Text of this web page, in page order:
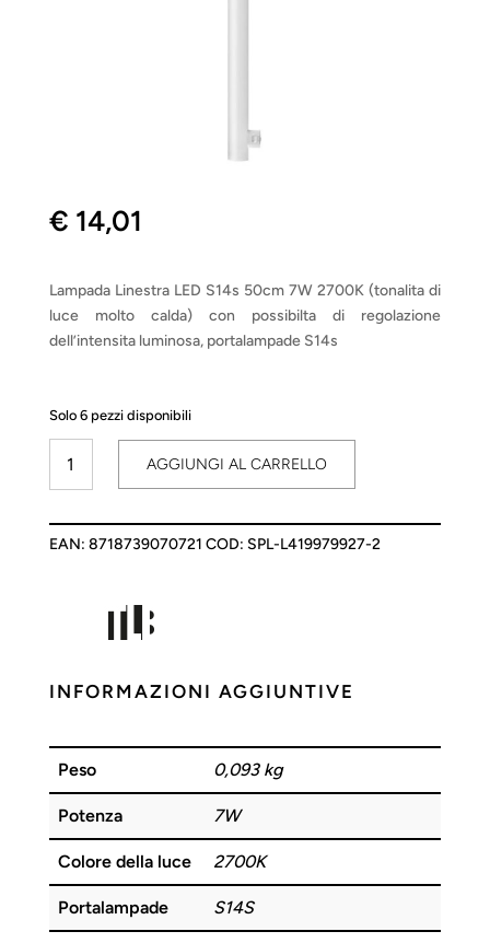
€ 14,01
Lampada Linestra LED S14s 50cm 7W 2700K (tonalita di
luce molto calda) con possibilta di regolazione
dell’intensita luminosa, portalampade S14s
Solo 6 pezzi disponibili
LED
7W
S14s
AGGIUNGI AL CARRELLO
EAN: 8718739070721 COD: SPL-L419979927-2
INFORMAZIONI AGGIUNTIVE
Peso 0,093 kg
Potenza 7W
Colore della luce 2700K
Portalampade S14S